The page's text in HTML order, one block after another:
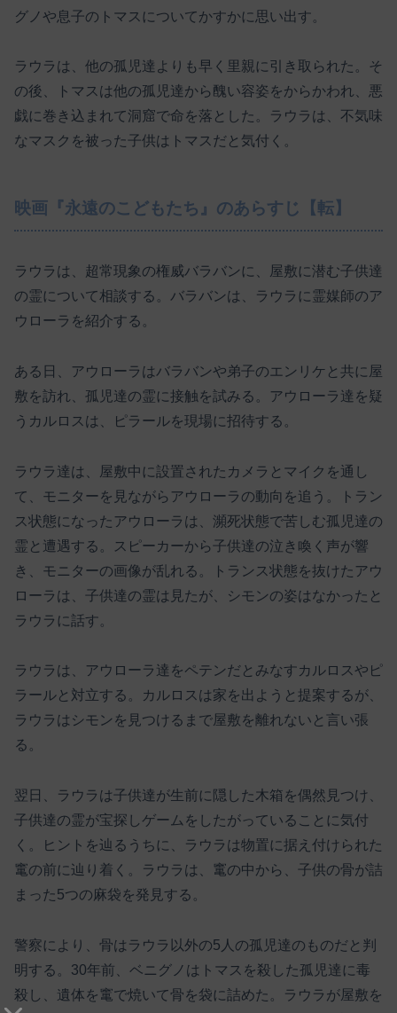
グノや息子のトマスについてかすかに思い出す。
ラウラは、他の孤児達よりも早く里親に引き取られた。そ
の後、トマスは他の孤児達から醜い容姿をからかわれ、悪
戯に巻き込まれて洞窟で命を落とした。ラウラは、不気味
なマスクを被った子供はトマスだと気付く。
映画『永遠のこどもたち』のあらすじ【転】
ラウラは、超常現象の権威バラバンに、屋敷に潜む子供達
の霊について相談する。バラバンは、ラウラに霊媒師のア
ウローラを紹介する。
ある日、アウローラはバラバンや弟子のエンリケと共に屋
敷を訪れ、孤児達の霊に接触を試みる。アウローラ達を疑
うカルロスは、ピラールを現場に招待する。
ラウラ達は、屋敷中に設置されたカメラとマイクを通し
て、モニターを見ながらアウローラの動向を追う。トラン
ス状態になったアウローラは、瀕死状態で苦しむ孤児達の
霊と遭遇する。スピーカーから子供達の泣き喚く声が響
き、モニターの画像が乱れる。トランス状態を抜けたアウ
ローラは、子供達の霊は見たが、シモンの姿はなかったと
ラウラに話す。
ラウラは、アウローラ達をペテンだとみなすカルロスやピ
ラールと対立する。カルロスは家を出ようと提案するが、
ラウラはシモンを見つけるまで屋敷を離れないと言い張
る。
翌日、ラウラは子供達が生前に隠した木箱を偶然見つけ、
子供達の霊が宝探しゲームをしたがっていることに気付
く。ヒントを辿るうちに、ラウラは物置に据え付けられた
竃の前に辿り着く。ラウラは、竃の中から、子供の骨が詰
まった5つの麻袋を発見する。
警察により、骨はラウラ以外の5人の孤児達のものだと判
明する。30年前、ベニグノはトマスを殺した孤児達に毒
殺し、遺体を竃で焼いて骨を袋に詰めた。ラウラが屋敷を